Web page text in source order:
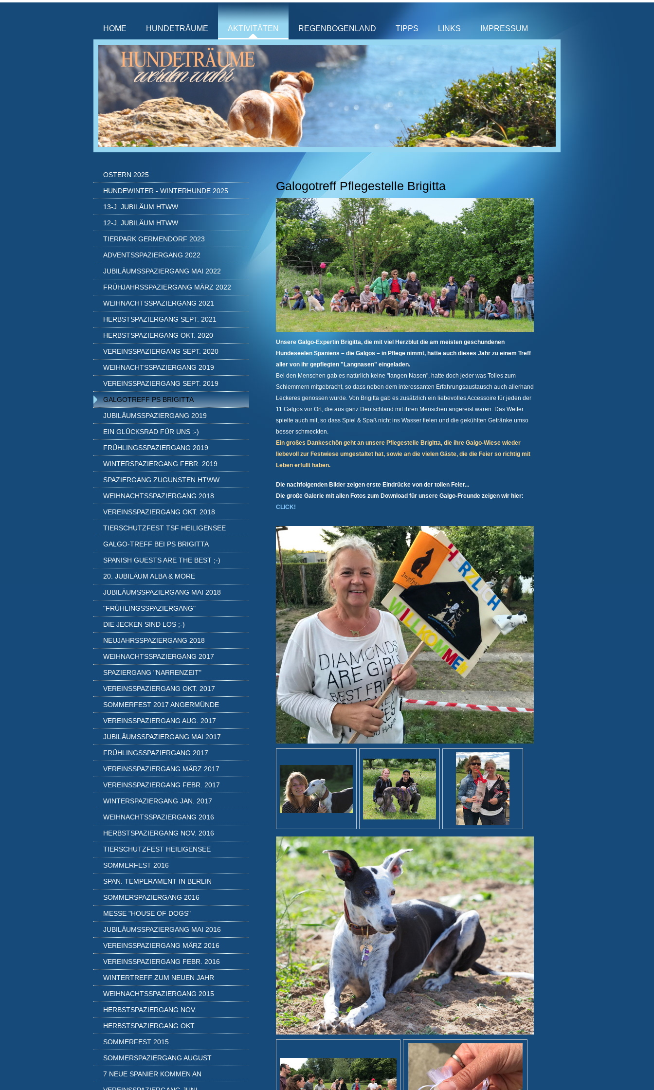
HOME HUNDETRÄUME AKTIVITÄTEN REGENBOGENLAND TIPPS LINKS IMPRESSUM
Galogotreff Pflegestelle Brigitta
Unsere Galgo-Expertin Brigitta, die mit viel Herzblut die am meisten geschundenen
Hundeseelen Spaniens – die Galgos – in Pflege nimmt, hatte auch dieses Jahr zu einem Treff
aller von ihr gepflegten "Langnasen" eingeladen.
Bei den Menschen gab es natürlich keine "langen Nasen", hatte doch jeder was Tolles zum
Schlemmern mitgebracht, so dass neben dem interessanten Erfahrungsaustausch auch allerhand
Leckeres genossen wurde. Von Brigitta gab es zusätzlich ein liebevolles Accessoire für jeden der
11 Galgos vor Ort, die aus ganz Deutschland mit ihren Menschen angereist waren. Das Wetter
spielte auch mit, so dass Spiel & Spaß nicht ins Wasser fielen und die gekühlten Getränke umso
besser schmeckten.
Ein großes Dankeschön geht an unsere Pflegestelle Brigitta, die ihre Galgo-Wiese wieder
liebevoll zur Festwiese umgestaltet hat, sowie an die vielen Gäste, die die Feier so richtig mit
Leben erfüllt haben.
Die nachfolgenden Bilder zeigen erste Eindrücke von der tollen Feier...
Die große Galerie mit allen Fotos zum Download für unsere Galgo-Freunde zeigen wir hier:
CLICK!
OSTERN 2025
HUNDEWINTER - WINTERHUNDE 2025
13-J. JUBILÄUM HTWW
12-J. JUBILÄUM HTWW
TIERPARK GERMENDORF 2023
ADVENTSSPAZIERGANG 2022
JUBILÄUMSSPAZIERGANG MAI 2022
FRÜHJAHRSSPAZIERGANG MÄRZ 2022
WEIHNACHTSSPAZIERGANG 2021
HERBSTSPAZIERGANG SEPT. 2021
HERBSTSPAZIERGANG OKT. 2020
VEREINSSPAZIERGANG SEPT. 2020
WEIHNACHTSSPAZIERGANG 2019
VEREINSSPAZIERGANG SEPT. 2019
GALGOTREFF PS BRIGITTA
JUBILÄUMSSPAZIERGANG 2019
EIN GLÜCKSRAD FÜR UNS :-)
FRÜHLINGSSPAZIERGANG 2019
WINTERSPAZIERGANG FEBR. 2019
SPAZIERGANG ZUGUNSTEN HTWW
WEIHNACHTSSPAZIERGANG 2018
VEREINSSPAZIERGANG OKT. 2018
TIERSCHUTZFEST TSF HEILIGENSEE
GALGO-TREFF BEI PS BRIGITTA
SPANISH GUESTS ARE THE BEST ;-)
20. JUBILÄUM ALBA & MORE
JUBILÄUMSSPAZIERGANG MAI 2018
"FRÜHLINGSSPAZIERGANG"
DIE JECKEN SIND LOS ;-)
NEUJAHRSSPAZIERGANG 2018
WEIHNACHTSSPAZIERGANG 2017
SPAZIERGANG "NARRENZEIT"
VEREINSSPAZIERGANG OKT. 2017
SOMMERFEST 2017 ANGERMÜNDE
VEREINSSPAZIERGANG AUG. 2017
JUBILÄUMSSPAZIERGANG MAI 2017
FRÜHLINGSSPAZIERGANG 2017
VEREINSSPAZIERGANG MÄRZ 2017
VEREINSSPAZIERGANG FEBR. 2017
WINTERSPAZIERGANG JAN. 2017
WEIHNACHTSSPAZIERGANG 2016
HERBSTSPAZIERGANG NOV. 2016
TIERSCHUTZFEST HEILIGENSEE
SOMMERFEST 2016
SPAN. TEMPERAMENT IN BERLIN
SOMMERSPAZIERGANG 2016
MESSE "HOUSE OF DOGS"
JUBILÄUMSSPAZIERGANG MAI 2016
VEREINSSPAZIERGANG MÄRZ 2016
VEREINSSPAZIERGANG FEBR. 2016
WINTERTREFF ZUM NEUEN JAHR
WEIHNACHTSSPAZIERGANG 2015
HERBSTSPAZIERGANG NOV.
HERBSTSPAZIERGANG OKT.
SOMMERFEST 2015
SOMMERSPAZIERGANG AUGUST
7 NEUE SPANIER KOMMEN AN